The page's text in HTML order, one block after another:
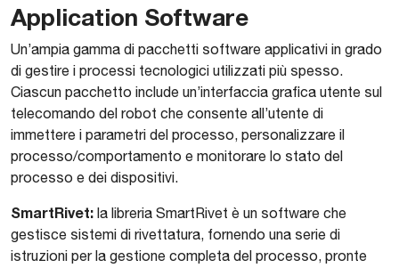
Application Software
Un’ampia gamma di pacchetti software applicativi in grado
di gestire i processi tecnologici utilizzati più spesso.
Ciascun pacchetto include un’interfaccia grafica utente sul
telecomando del robot che consente all’utente di
immettere i parametri del processo, personalizzare il
processo/comportamento e monitorare lo stato del
processo e dei dispositivi.
SmartRivet: la libreria SmartRivet è un software che
gestisce sistemi di rivettatura, fornendo una serie di
istruzioni per la gestione completa del processo, pronte